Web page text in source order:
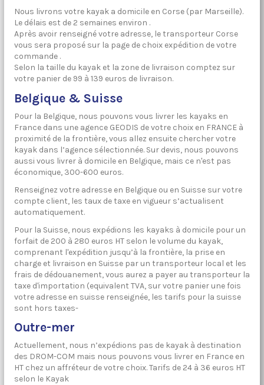
Nous livrons votre kayak a domicile en Corse (par Marseille).
Le délais est de 2 semaines environ .
Après avoir renseigné votre adresse, le transporteur Corse
vous sera proposé sur la page de choix expédition de votre
commande .
Selon la taille du kayak et la zone de livraison comptez sur
votre panier de 99 à 139 euros de livraison.
Belgique & Suisse
Pour la Belgique, nous pouvons vous livrer les kayaks en
France dans une agence GEODIS de votre choix en FRANCE à
proximité de la frontière, vous allez ensuite chercher votre
kayak dans l’agence sélectionnée. Sur devis, nous pouvons
aussi vous livrer à domicile en Belgique, mais ce n'est pas
économique, 300-600 euros.
Renseignez votre adresse en Belgique ou en Suisse sur votre
compte client, les taux de taxe en vigueur s’actualisent
automatiquement.
Pour la Suisse, nous expédions les kayaks à domicile pour un
forfait de 200 à 280 euros HT selon le volume du kayak,
comprenant l'expédition jusqu’à la frontière, la prise en
charge et livraison en Suisse par un transporteur local et les
frais de dédouanement, vous aurez a payer au transporteur la
taxe d'importation (equivalent TVA, sur votre panier une fois
votre adresse en suisse renseignée, les tarifs pour la suisse
sont hors taxes-
Outre-mer
Actuellement, nous n’expédions pas de kayak à destination
des DROM-COM mais nous pouvons vous livrer en France en
HT chez un affréteur de votre choix. Tarifs de 24 à 36 euros HT
selon le Kayak